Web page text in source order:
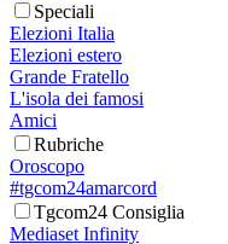
Speciali
Elezioni Italia
Elezioni estero
Grande Fratello
L'isola dei famosi
Amici
Rubriche
Oroscopo
#tgcom24amarcord
Tgcom24 Consiglia
Mediaset Infinity